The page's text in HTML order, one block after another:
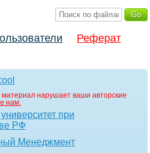
Реферат
нарушает ваши авторские
нам.
при
РФ
Менеджмент